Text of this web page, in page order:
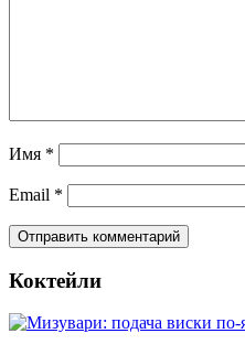
Имя *
Email *
Коктейли